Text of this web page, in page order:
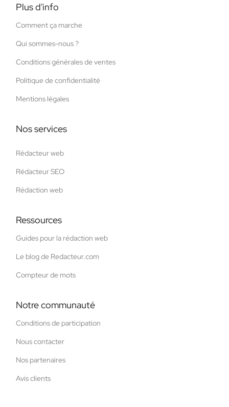
Plus d'info
Comment ça marche
Qui sommes-nous ?
Conditions générales de ventes
Politique de confidentialité
Mentions légales
Nos services
Rédacteur web
Rédacteur SEO
Rédaction web
Ressources
Guides pour la rédaction web
Le blog de Redacteur.com
Compteur de mots
Notre communauté
Conditions de participation
Nous contacter
Nos partenaires
Avis clients